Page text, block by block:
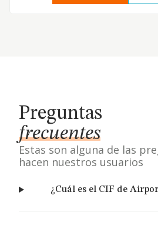
Preguntas
frecuentes
Estas son alguna de las
hacen nuestros usuarios
¿Cuál es el CIF de